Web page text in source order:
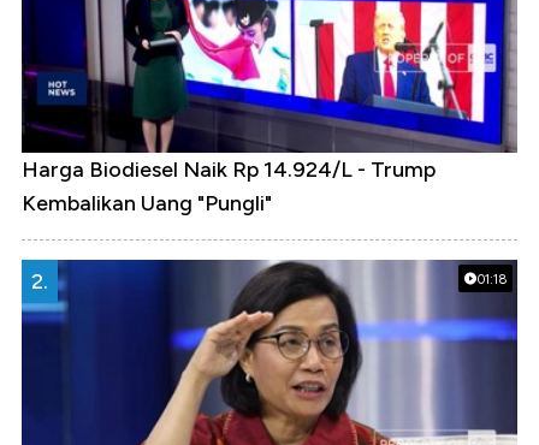
Harga Biodiesel Naik Rp 14.924/L - Trump
Kembalikan Uang "Pungli"
01:18
2.